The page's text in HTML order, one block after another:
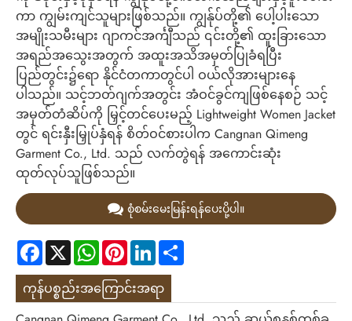
ကာ ကျွမ်းကျင်သူများဖြစ်သည်။ ကျွန်ုပ်တို့၏ ပေါ့ပါးသော
အမျိုးသမီးများ ဂျာကင်အင်္ကျီသည် ၎င်းတို့၏ ထူးခြားသော
အရည်အသွေးအတွက် အထူးအသိအမှတ်ပြုခံရပြီး
ပြည်တွင်း၌ရော နိုင်ငံတကာတွင်ပါ ဝယ်လိုအားများနေ
ပါသည်။ သင့်ဘတ်ဂျက်အတွင်း အံဝင်ခွင်ကျဖြစ်နေစဉ် သင့်
အမှတ်တံဆိပ်ကို မြှင့်တင်ပေးမည့် Lightweight Women Jacket
တွင် ရင်းနှီးမြှုပ်နှံရန် စိတ်ဝင်စားပါက Cangnan Qimeng
Garment Co., Ltd. သည် လက်တွဲရန် အကောင်းဆုံး
ထုတ်လုပ်သူဖြစ်သည်။
စုံစမ်းမေးမြန်းရန်ပေးပို့ပါ။
Facebook
X WhatsApp
PinterestLinkedIn
ကုန်ပစ္စည်းအကြောင်းအရာ